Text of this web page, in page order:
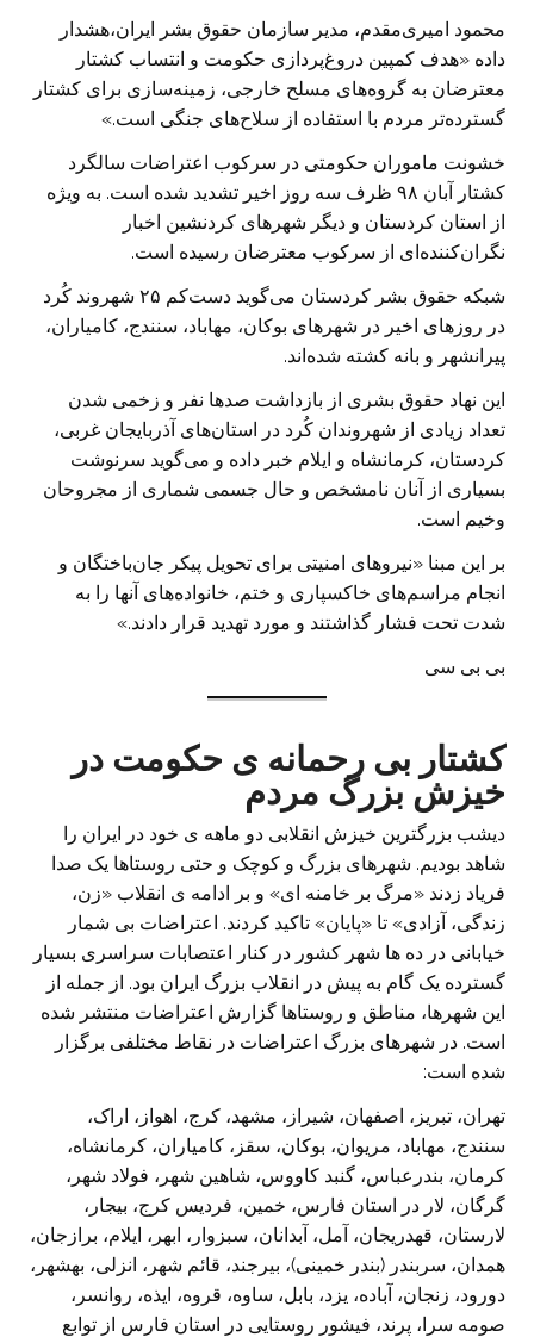
محمود امیری‌مقدم، مدیر سازمان حقوق بشر ایران،هشدار
داده «هدف کمپین دروغ‌پردازی حکومت و انتساب کشتار
معترضان به گروه‌های مسلح خارجی، زمینه‌سازی برای کشتار
گسترده‌تر مردم با استفاده از سلاح‌های جنگی است.»
خشونت ماموران حکومتی در سرکوب ا عتراضات سالگرد
کشتار آبان ۹۸ ظرف سه روز اخیر تشدید شده است. به ویژه
از استان کردستان و دیگر شهرهای کردنشین اخبار
نگران‌کننده‌ای از سرکوب معترضان رسیده است.
ش بکه حقوق بشر کردستان می‌گوید دست‌کم ۲۵ شهروند کُرد
در روزهای اخیر در شهرهای بوکان، مهاباد، سنندج، کامیاران،
پیرانشهر و بانه کشته شده‌اند.
ا ین نهاد حقوق بشری از بازداشت صدها نفر و زخمی شدن
تعداد زیادی از شهروندان کُرد در استان‌های آذربایجان غربی،
کردستان، کرمانشاه و ایلام خبر داده و می‌گوید سرنوشت
بسیاری از آنان نامشخص و حال جسمی شماری از مجروحان
وخیم است.
ب ر این مبنا «نیروهای امنیتی برای تحویل پیکر جان‌باختگان و
انجام مراسم‌های خاکسپاری و ختم، خانواده‌های آنها را به
شدت تحت فشار گذاشتند و مورد تهدید قرار دادند.»
بی بی سی
کشتار بی رحمانه ی حکومت در
خیزش بزرگ مردم
دیشب بزرگترین خیزش انقلابی دو ماهه ی خود در ایران را
شاهد بودیم. شهرهای بزرگ و کوچک و حتی روستاها یک صدا
فریاد زدند «مرگ بر خامنه ای» و بر ادامه ی انقلاب «زن،
زندگی، آزادی» تا «پایان» تاکید کردند. اعتراضات بی شمار
خیابانی در ده ها شهر کشور در کنار اعتصابات سراسری بسیار
گسترده یک گام به پیش در انقلاب بزرگ ایران بود. از جمله از
این شهرها، مناطق و روستاها گزارش اعتراضات منتشر شده
است. در شهرهای بزرگ اعتراضات در نقاط مختلفی برگزار
شده است:
تهران، تبریز، اصفهان، شیراز، مشهد، کرج، اهواز، اراک،
سنندج، مهاباد، مریوان، بوکان، سقز، کامیاران، کرمانشاه،
کرمان، بندرعباس، گنبد کاووس، شاهین شهر، فولاد شهر،
گرگان، لار در استان فارس، خمین، فردیس کرج، بیجار،
لارستان، قهدریجان، آمل، آبدانان، سبزوار، ابهر، ایلام، برازجان،
همدان، سربندر (بندر خمینی)، بیرجند، قائم شهر، انزلی، بهشهر،
دورود، زنجان، آباده، یزد، بابل، ساوه، قروه، ایذه، روانسر،
صومه سرا، پرند، فیشور روستایی در استان فارس از توابع